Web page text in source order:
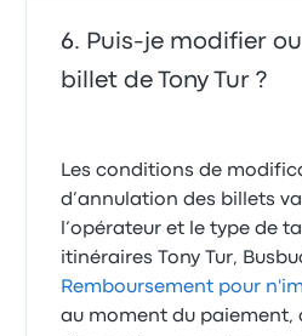
Puis-je modifier
billet de Tony Tur ?
Les conditions de
d’annulation des billets
l’opérateur et le type de
itinéraires Tony Tur,
Remboursement pour
au moment du paiement,